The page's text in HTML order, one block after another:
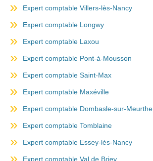
Expert comptable Villers-lès-Nancy
Expert comptable Longwy
Expert comptable Laxou
Expert comptable Pont-à-Mousson
Expert comptable Saint-Max
Expert comptable Maxéville
Expert comptable Dombasle-sur-Meurthe
Expert comptable Tomblaine
Expert comptable Essey-lès-Nancy
Expert comptable Val de Briey